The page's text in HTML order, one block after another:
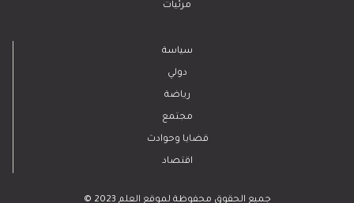
مرئيات
سياسة
دولي
رياضة
مجتمع
قضايا وحوادث
اقتصاد
© 2023 جميع الحقوق محفوظة لموقع العلم